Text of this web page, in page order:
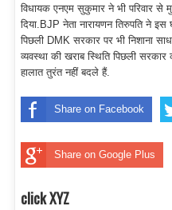
विधायक एनएम सुकुमार ने भी परिवार से
दिया.BJP नेता नारायणन तिरुपति ने
पिछली DMK सरकार पर भी निशाना
व्यवस्था की खराब स्थिति पिछली
हालात तुरंत नहीं बदले हैं.
Share on Facebook
Share on Google Plus
click XYZ